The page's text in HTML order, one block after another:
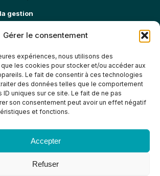
Gérer le consentement
expériences, nous utilisons des
les cookies pour stocker et/ou accéder aux
Le fait de consentir à ces technologies
des données telles que le comportement
ID uniques sur ce site. Le fait de ne pas
son consentement peut avoir un effet négatif
et fonctions.
Accepter
Refuser
gestion
informatique